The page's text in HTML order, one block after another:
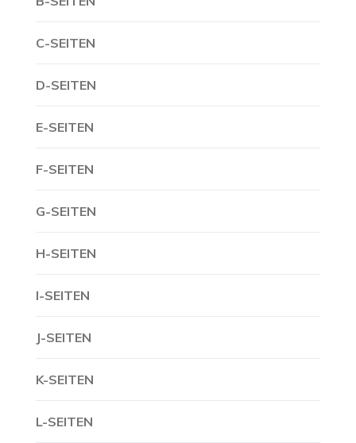
C-SEITEN
D-SEITEN
E-SEITEN
F-SEITEN
G-SEITEN
H-SEITEN
I-SEITEN
J-SEITEN
K-SEITEN
L-SEITEN